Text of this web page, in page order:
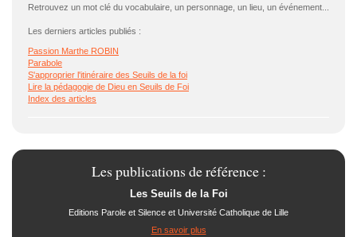
Retrouvez un mot clé du vocabulaire, un personnage, un lieu, un événement...
Les derniers articles publiés :
Passion Marthe ROBIN
Parabole
S'approprier l'itinéraire des Seuils de la foi
Lire la pédagogie de Dieu en Seuils de Foi
Index des articles
Les publications de référence :
Les Seuils de la Foi
Editions Parole et Silence et Université Catholique de Lille
En savoir plus